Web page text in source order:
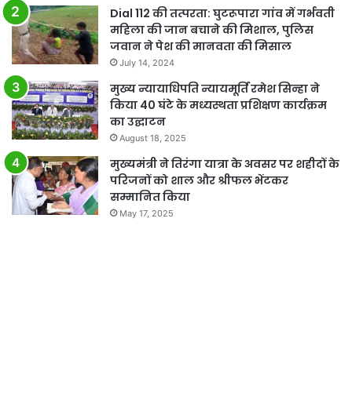
Dial 112 की तत्परता: घुटरूपारा गांव में गर्भवती
महिला की जान बचाने की मिशाल, पुलिस
जवान ने पेश की मानवता की मिसाल
July 14, 2024
मुख्य न्यायाधिपति न्यायमूर्ति रमेश सिन्हा ने
किया 40 घंटे के मध्यस्थता प्रशिक्षण कार्यक्रम
का उद्घाटन
August 18, 2025
मुख्यमंत्री ने तिरंगा यात्रा के अवसर पर शहीदों के
परिजनों को शाल और श्रीफल भेंटकर
सम्मानित किया
May 17, 2025